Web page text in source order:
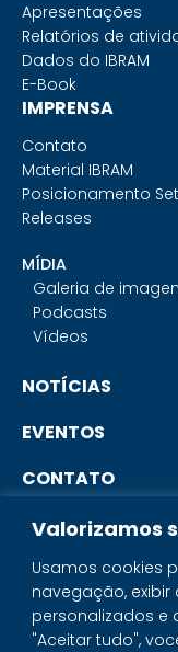
Valorizamos
Usamos cookies
navegação,
personalizados e
"Aceitar tudo",
Apresentações
Relatórios de
Dados do IBRAM
E-Book
IMPRENSA
Contato
Material IBRAM
Posicionamento
Releases
MÍDIA
Galeria de
Podcasts
Vídeos
NOTÍCIAS
EVENTOS
CONTATO
PORTAL DO
SISTEMA IBRAM